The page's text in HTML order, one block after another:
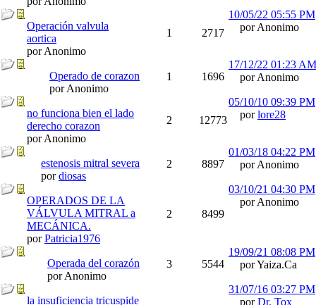
Operación valvula
aortica
por Anonimo
1 2717
10/05/22 05:55 PM
por Anonimo
Operado de corazon
por Anonimo
1 1696
17/12/22 01:23 AM
por Anonimo
no funciona bien el lado
derecho corazon
por Anonimo
2 12773
05/10/10 09:39 PM
porlore28
estenosis mitral severa
pordiosas
2 8897
01/03/18 04:22 PM
por Anonimo
OPERADOS DE LA
VÁLVULA MITRAL a
MECÁNICA.
porPatricia1976
2 8499
03/10/21 04:30 PM
por Anonimo
Operada del corazón
por Anonimo
3 5544
19/09/21 08:08 PM
por Yaiza.Ca
la insuficiencia tricuspide
31/07/16 03:27 PM
porDr. Tox